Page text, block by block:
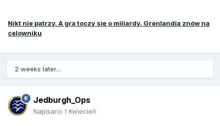
Nikt nie patrzy. A gra toczy się o miliardy. Grenlandia znów na
celowniku
2 weeks later...
Jedburgh_Ops
Napisano 1 Kwiecień